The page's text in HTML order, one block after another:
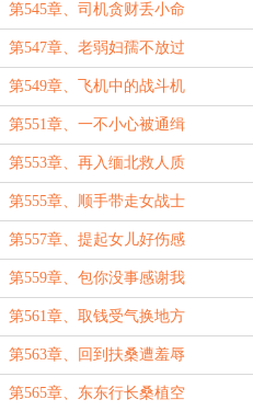
第545章、司机贪财丢小命
第547章、老弱妇孺不放过
第549章、飞机中的战斗机
第551章、一不小心被通缉
第553章、再入缅北救人质
第555章、顺手带走女战士
第557章、提起女儿好伤感
第559章、包你没事感谢我
第561章、取钱受气换地方
第563章、回到扶桑遭羞辱
第565章、东东行长桑植空